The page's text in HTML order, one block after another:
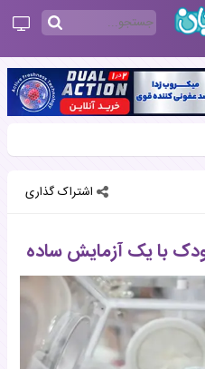
اشتراک گذاری
با یک آزمایش ساده